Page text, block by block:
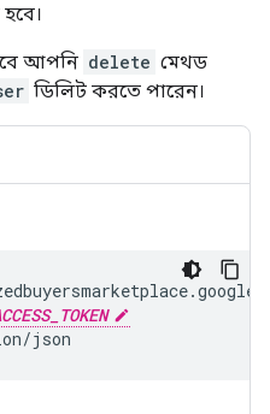
আপনি delete মেথড
ডিলিট করতে পারেন।
json